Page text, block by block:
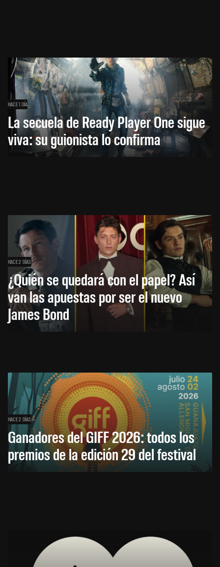
HACE 1 DÍA
La secuela de Ready Player One sigue
viva: su guionista lo confirma
HACE 2 DÍAS
¿Quién se quedará con el papel? Así
van las apuestas por ser el nuevo
James Bond
HACE 2 DÍAS
Ganadores del GIFF 2026: todos los
premios de la edición 29 del festival